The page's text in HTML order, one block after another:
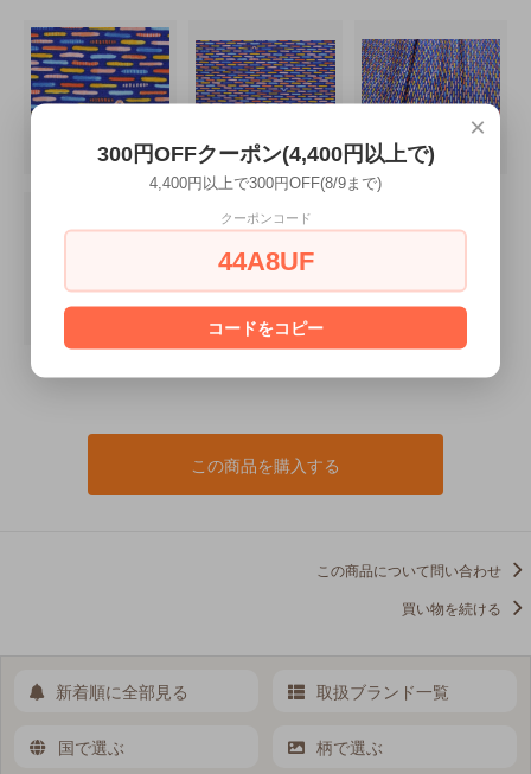
この商品を購入する
この商品について問い合わせ
買い物を続ける
新着順に全部見る 取扱ブランド一覧
国で選ぶ 柄で選ぶ
×
300円OFFクーポン(4,400円以上で)
4,400円以上で300円OFF(8/9まで)
クーポンコード
44A8UF
コードをコピー